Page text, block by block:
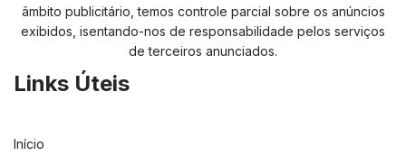
âmbito publicitário, temos controle parcial sobre os anúncios
exibidos, isentando-nos de responsabilidade pelos serviços
de terceiros anunciados.
Links Úteis
Início